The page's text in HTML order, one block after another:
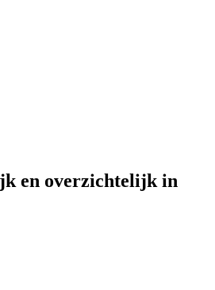
en overzichtelijk in